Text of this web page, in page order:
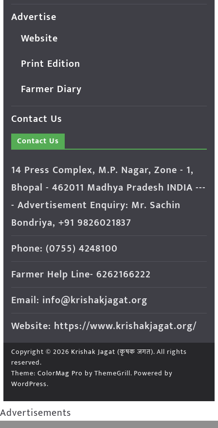
Advertise
Website
Print Edition
Farmer Diary
Contact Us
Contact Us
14 Press Complex, M.P. Nagar, Zone - 1,
Bhopal - 462011 Madhya Pradesh INDIA ---
- Advertisement Enquiry: Mr. Sachin
Bondriya, +91 9826021837
Phone: (0755) 4248100
Farmer Help Line- 6262166222
Email: info@krishakjagat.org
Website: https://www.krishakjagat.org/
Copyright © 2026 Krishak Jagat (कृषक जगत). All rights
reserved.
Theme: ColorMag Pro by ThemeGrill. Powered by
WordPress.
Advertisements